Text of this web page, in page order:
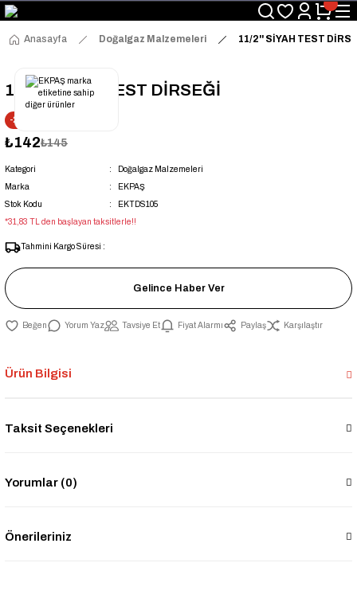
Üyelerimize Özel "uye2026" Koduyla Sepette Ekstra %3 İndirim
KAZAN-KASKAD İÇİN TEK ADRES
Anasayfa
Doğalgaz Malzemeleri 11/2'' SİYAH TEST
11/2'' SİYAH TEST DİRSEĞİ
-2% İNDİRİM
₺142₺145
Kategori
Doğalgaz Malzemeleri
Marka
EKPAŞ
Stok Kodu
EKTDS105
*31,83 TL den başlayan taksitlerle!!
Tahmini Kargo Süresi :
Gelince Haber Ver
Yorum Yaz Tavsiye Et Fiyat Alarmı Paylaş Karşılaştır
Ürün Bilgisi
Taksit Seçenekleri
Yorumlar (0)
Önerileriniz